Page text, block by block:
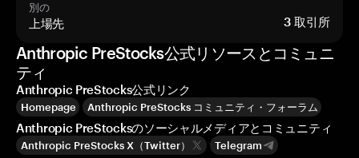
別の
上場先 3 取引所
Anthropic PreStocks公式リソースとコミュニ
ティ
Anthropic PreStocks公式リンク
Homepage Anthropic PreStocks コミュニティ・フォーラム
Anthropic PreStocksのソーシャルメディアとコミュニティ
Anthropic PreStocks X（Twitter） Telegram